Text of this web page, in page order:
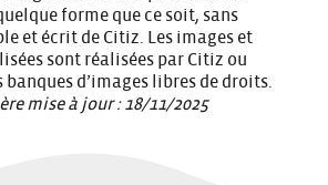
forme que ce soit, sans
et écrit de Citiz. Les images et
sont réalisées par Citiz ou
banques d’images libres de droits.
mise à jour : 18/11/2025